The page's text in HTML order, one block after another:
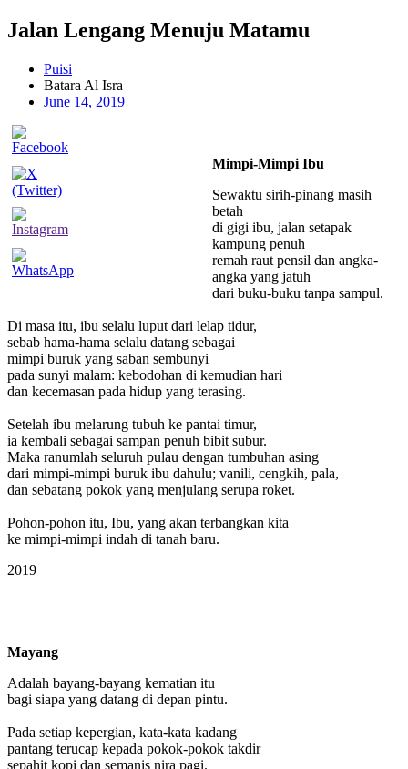
Jalan Lengang Menuju Matamu
Puisi
Batara Al Isra
June 14, 2019
Mimpi-Mimpi Ibu
Sewaktu sirih-pinang masih
betah
di gigi ibu, jalan setapak
kampung penuh
remah raut pensil dan angka-
angka yang jatuh
dari buku-buku tanpa sampul.
Di masa itu, ibu selalu luput dari lelap tidur,
sebab hama-hama selalu datang sebagai
mimpi buruk yang saban sembunyi
pada sunyi malam: kebodohan di kemudian hari
dan kecemasan pada hidup yang terasing.
Setelah ibu melarung tubuh ke pantai timur,
ia kembali sebagai sampan penuh bibit subur.
Maka ranumlah seluruh pulau dengan tumbuhan asing
dari mimpi-mimpi buruk ibu dahulu; vanili, cengkih, pala,
dan sebatang pokok yang menjulang serupa roket.
Pohon-pohon itu, Ibu, yang akan terbangkan kita
ke mimpi-mimpi indah di tanah baru.
2019
Mayang
Adalah bayang-bayang kematian itu
bagi siapa yang datang di depan pintu.
Pada setiap kepergian, kata-kata kadang
pantang terucap kepada pokok-pokok takdir
sepahit kopi dan semanis nira pagi.